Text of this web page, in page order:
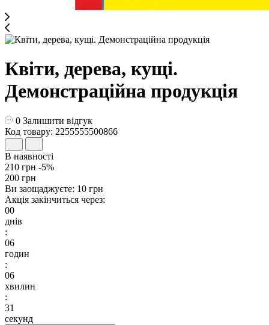
Квіти, дерева, кущі.
Демонстраційна продукція
0 Залишити відгук
Код товару: 2255555500866
В наявності
210 грн -5%
200 грн
Ви заощаджуєте: 10 грн
Акція закінчиться через:
00
днів
:
06
годин
:
06
хвилин
:
30
секунд